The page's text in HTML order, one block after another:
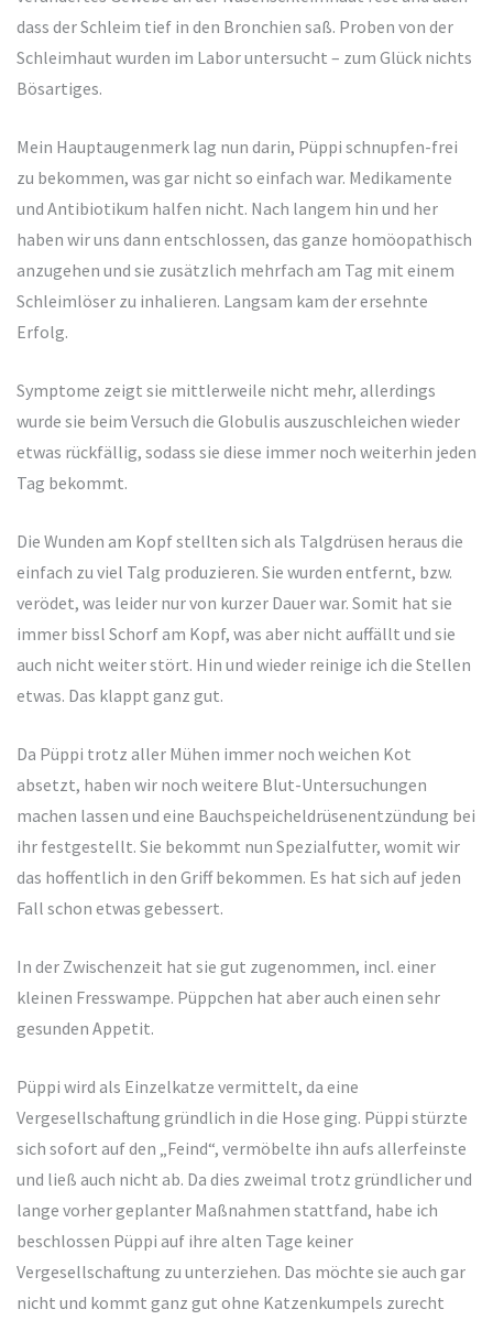
dass der Schleim tief in den Bronchien saß. Proben von der
Schleimhaut wurden im Labor untersucht – zum Glück nichts
Bösartiges.
Mein Hauptaugenmerk lag nun darin, Püppi schnupfen-frei
zu bekommen, was gar nicht so einfach war. Medikamente
und Antibiotikum halfen nicht. Nach langem hin und her
haben wir uns dann entschlossen, das ganze homöopathisch
anzugehen und sie zusätzlich mehrfach am Tag mit einem
Schleimlöser zu inhalieren. Langsam kam der ersehnte
Erfolg.
Symptome zeigt sie mittlerweile nicht mehr, allerdings
wurde sie beim Versuch die Globulis auszuschleichen wieder
etwas rückfällig, sodass sie diese immer noch weiterhin jeden
Tag bekommt.
Die Wunden am Kopf stellten sich als Talgdrüsen heraus die
einfach zu viel Talg produzieren. Sie wurden entfernt, bzw.
verödet, was leider nur von kurzer Dauer war. Somit hat sie
immer bissl Schorf am Kopf, was aber nicht auffällt und sie
auch nicht weiter stört. Hin und wieder reinige ich die Stellen
etwas. Das klappt ganz gut.
Da Püppi trotz aller Mühen immer noch weichen Kot
absetzt, haben wir noch weitere Blut-Untersuchungen
machen lassen und eine Bauchspeicheldrüsenentzündung bei
ihr festgestellt. Sie bekommt nun Spezialfutter, womit wir
das hoffentlich in den Griff bekommen. Es hat sich auf jeden
Fall schon etwas gebessert.
In der Zwischenzeit hat sie gut zugenommen, incl. einer
kleinen Fresswampe. Püppchen hat aber auch einen sehr
gesunden Appetit.
Püppi wird als Einzelkatze vermittelt, da eine
Vergesellschaftung gründlich in die Hose ging. Püppi stürzte
sich sofort auf den „Feind“, vermöbelte ihn aufs allerfeinste
und ließ auch nicht ab. Da dies zweimal trotz gründlicher und
lange vorher geplanter Maßnahmen stattfand, habe ich
beschlossen Püppi auf ihre alten Tage keiner
Vergesellschaftung zu unterziehen. Das möchte sie auch gar
nicht und kommt ganz gut ohne Katzenkumpels zurecht